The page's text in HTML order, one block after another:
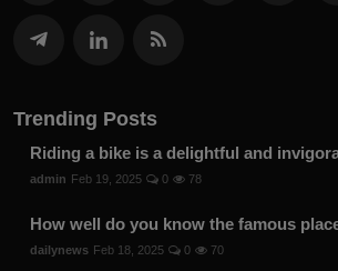
Trending Posts
Riding a bike is a delightful and
admin Feb 19, 2025 0 78
How well do you know the famous
dailynews Feb 18, 2025 0 70